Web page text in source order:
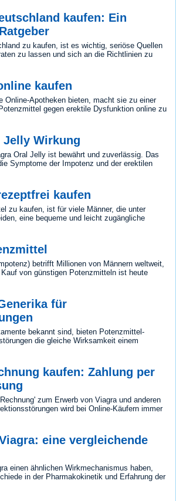
kaufen: Ein
zu kaufen, ist es wichtig, seriöse Quellen
zu lassen und sich an die Richtlinien zu
kaufen
Online-Apotheken bieten, macht sie zu einer
gegen erektile Dysfunktion online zu
Jelly Wirkung
Oral Jelly ist bewährt und zuverlässig. Das
Symptome der Impotenz und der erektilen
kaufen
zu kaufen, ist für viele Männer, die unter
eine bequeme und leicht zugängliche
betrifft Millionen von Männern weltweit,
von günstigen Potenzmitteln ist heute
für
bekannt sind, bieten Potenzmittel-
die gleiche Wirksamkeit einem
kaufen: Zahlung per
zum Erwerb von Viagra und anderen
wird bei Online-Käufern immer
eine vergleichende
einen ähnlichen Wirkmechanismus haben,
in der Pharmakokinetik und Erfahrung der